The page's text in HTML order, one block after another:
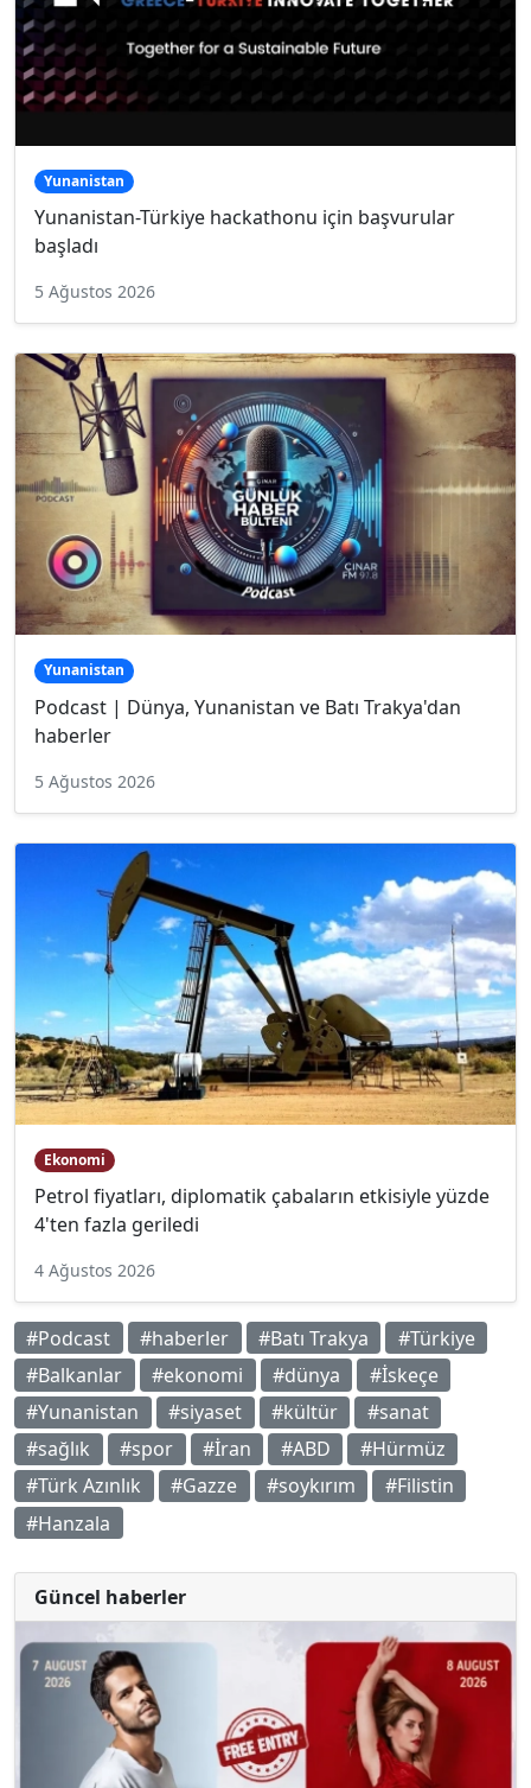
Yunanistan
Yunanistan-Türkiye hackathonu için başvurular
başladı
5 Ağustos 2026
Yunanistan
Podcast | Dünya, Yunanistan ve Batı Trakya'dan
haberler
5 Ağustos 2026
Ekonomi
Petrol fiyatları, diplomatik çabaların etkisiyle yüzde
4'ten fazla geriledi
4 Ağustos 2026
#Podcast #haberler #Batı Trakya
#Türkiye
#Balkanlar
#ekonomi #dünya
#İskeçe
#Yunanistan
#siyaset #kültür
#sanat
#sağlık
#spor #İran #ABD
#Hürmüz
#Türk Azınlık
#Gazze #soykırım
#Filistin
#Hanzala
Güncel haberler